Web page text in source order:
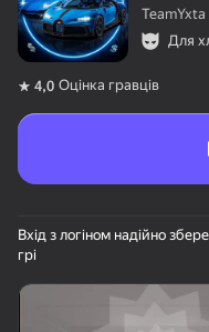
TeamYxta
Для
4,0 Оцінка гравців
Вхід з логіном надійно
грі